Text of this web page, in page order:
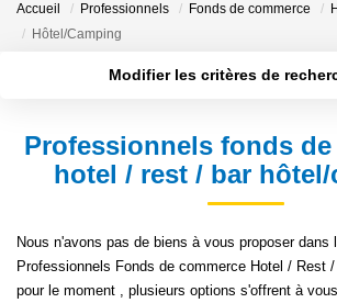
NOS SERVICES
Syndic
Location Cure /
Accueil Professionnels Fonds de commerce
Hôtel/Camping
Modifier les critères de
Sélectionnez...
Type de bien
Surface min
Créer une alerte
Professionnels fonds de
hotel / rest / bar
Nous n'avons pas de biens à vous proposer dans
Professionnels Fonds de commerce Hotel / Rest
pour le moment , plusieurs options s'offrent à